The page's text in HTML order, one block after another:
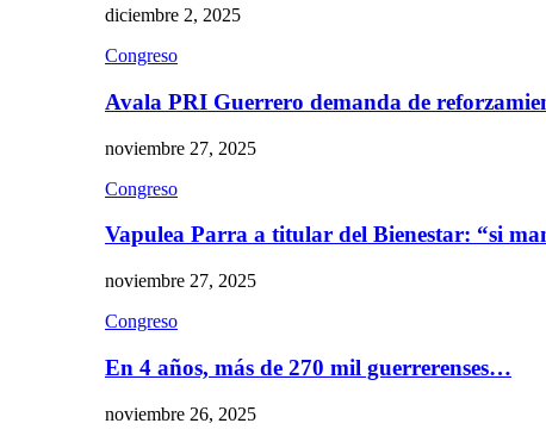
diciembre 2, 2025
Congreso
Avala PRI Guerrero demanda de
noviembre 27, 2025
Congreso
Vapulea Parra a titular del Bienestar: “si
noviembre 27, 2025
Congreso
En 4 años, más de 270 mil guerrerenses…
noviembre 26, 2025